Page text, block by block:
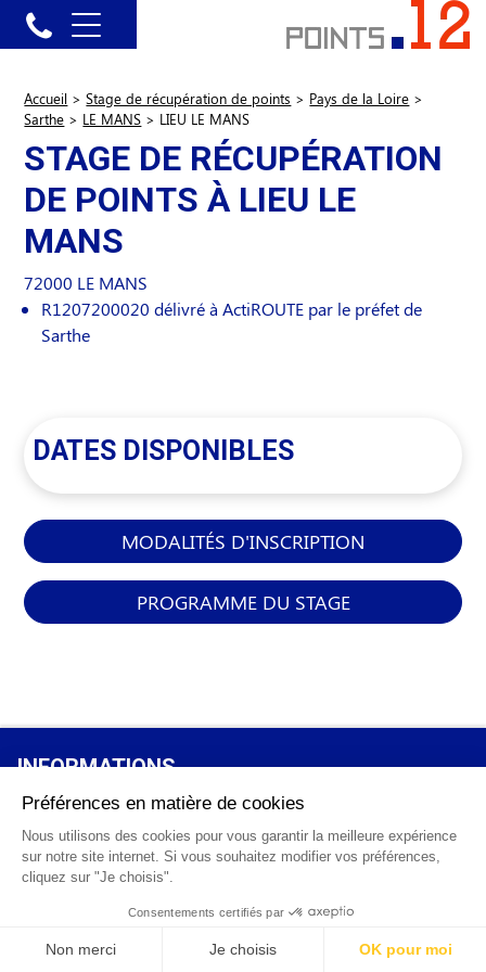
Accueil > Stage de récupération de points > Pays de la Loire >
Sarthe > LE MANS > LIEU LE MANS
STAGE DE RÉCUPÉRATION
DE POINTS À LIEU LE
MANS
72000 LE MANS
R1207200020 délivré à ActiROUTE par le préfet de
Sarthe
DATES DISPONIBLES
MODALITÉS D'INSCRIPTION
PROGRAMME DU STAGE
INFORMATIONS
GÉNÉRALES
Qui sommes-nous ?
FAQ
CGV
Mentions légales
0 820 25 02 38
info@points12.fr